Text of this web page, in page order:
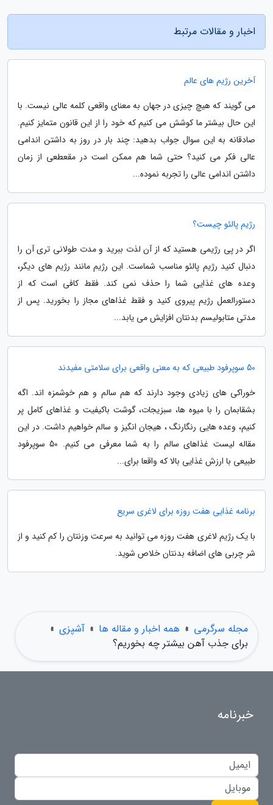
اخبار و مقالات مرتبط
آخرین رژیم های عالم
می گویند که هیچ چیزی در جهان به معنای واقعی کلمه عالی نیست. با
این حال بیشتر ما کوشش می کنیم که خود را از این قانون متمایز کنیم.
صادقانه به این سوال جواب بدهید: چند بار در روز به داشتن اندامی
عالی فکر می کنید؟ حتی شما هم ممکن است در مقعطعی از زمان
داشتن اندامی عالی را تجربه نموده...
رژیم پالئو چیست؟
اگر در پی رژیمی هستید که از آن لذت ببرید و مدت طولانی تری آن را
دنبال کنید رژیم پالئو مناسب شماست. این رژیم مانند رژیم های دیگر،
وعده های غذایی شما را حذف نمی کند. فقط کافی است که از
دستورالعمل رژیم پیروی کنید و فقط غذاهای مجاز را بخورید. پس از
مدتی متابولیسم بدنتان افزایش می یابد...
50 سوپرفود طبیعی که به معنی واقعی برای سلامتی مفیدند
خوراکی های زیادی وجود دارند که هم سالم و هم خوشمزه اند. اگه
بشقابمان را با میوه ها، سبزیجات، گوشت باکیفیت و غذاهای کامل پر
کنیم، وعده هایی رنگارنگ ، هیجان انگیز و سالم خواهیم داشت. در این
مقاله لیست غذاهای سالم را به شما معرفی می کنیم. 50 سوپرفود
طبیعی با ارزش غذایی بالا که واقعا برای...
برنامه غذایی هفت روزه برای لاغری سریع
با یک رژیم لاغری هفت روزه می توانید به سرعت وزنتان را کم کنید و از
شر چربی های اضافه بدنتان خلاص شوید.
مجله سرگرمی » همه اخبار و مقاله ها » آشپزی »
برای جذب آهن بیشتر چه بخوریم؟
خبرنامه